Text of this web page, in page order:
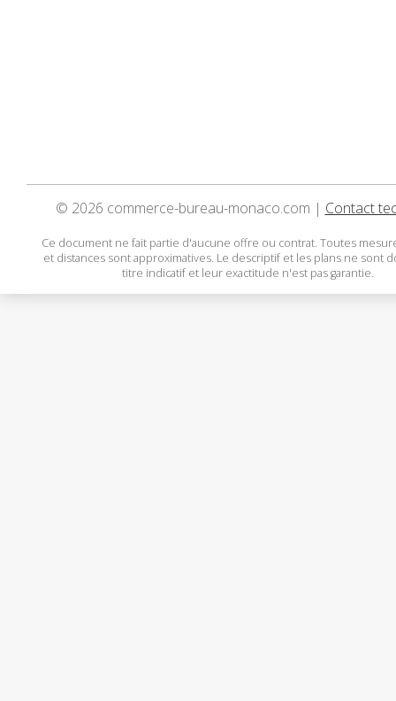
© 2026 commerce-bureau-monaco.com | Contact
Ce document ne fait partie d'aucune offre ou contrat. Toutes
et distances sont approximatives. Le descriptif et les plans ne sont
titre indicatif et leur exactitude n'est pas garantie.